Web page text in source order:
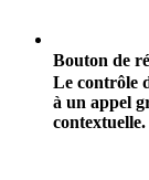
Bouton de
Le contrôle
à un appel
contextuelle.